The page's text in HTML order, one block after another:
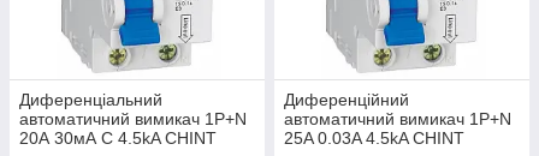
Диференціальний
автоматичний вимикач 1P+N
20А 30мА C 4.5kA CHINT
Диференційний
автоматичний вимикач 1P+N
25A 0.03A 4.5kA CHINT